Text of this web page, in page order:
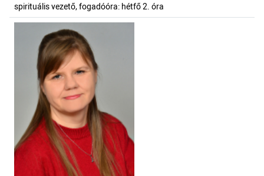
spirituális vezető, fogadóóra: hétfő 2. óra